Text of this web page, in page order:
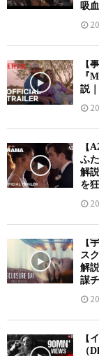
吸
【
『
説
【
ふ
解
を
【
ス
解
謀
【
（